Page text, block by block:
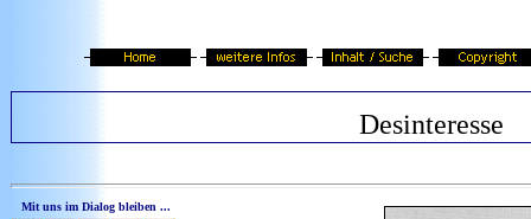
Desinteresse
Mit uns im Dialog bleiben ...